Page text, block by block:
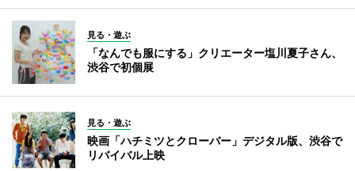
見る・遊ぶ
「なんでも服にする」クリエーター塩川夏子さん、
渋谷で初個展
見る・遊ぶ
映画「ハチミツとクローバー」デジタル版、渋谷で
リバイバル上映